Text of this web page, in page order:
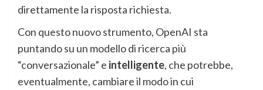
direttamente la risposta richiesta.
Con questo nuovo strumento, OpenAI sta
puntando su un modello di ricerca più
“conversazionale” e intelligente, che potrebbe,
eventualmente, cambiare il modo in cui